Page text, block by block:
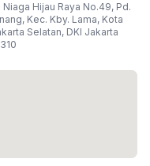
Niaga Hijau Raya No.49, Pd.
Kec. Kby. Lama, Kota
Selatan, DKI Jakarta